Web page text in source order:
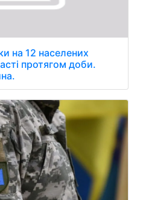
на 12 населених
протягом доби.